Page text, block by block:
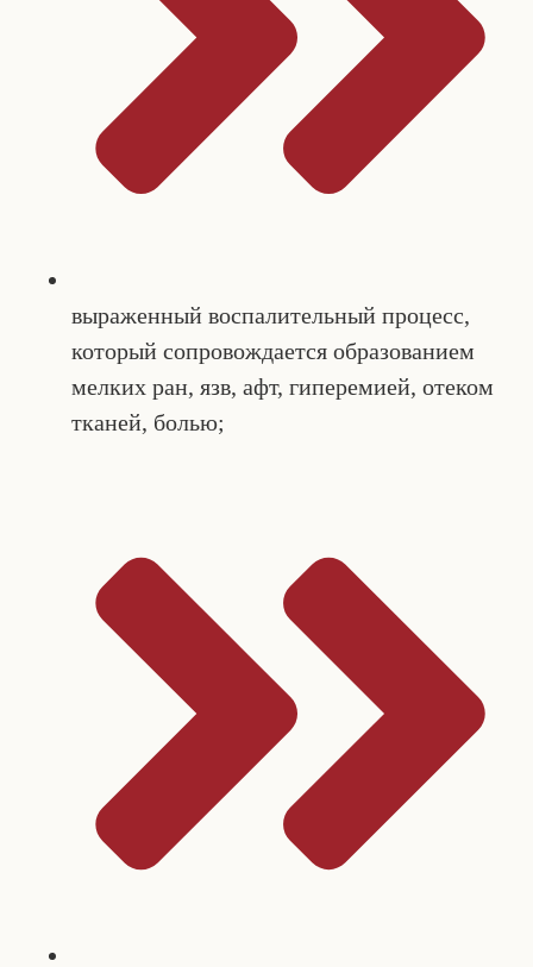
выраженный воспалительный процесс,
который сопровождается образованием
мелких ран, язв, афт, гиперемией, отеком
тканей, болью;